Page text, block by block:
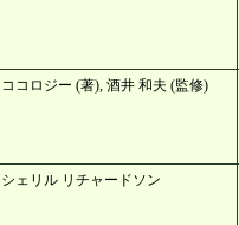
ココロジー (著), 酒井 和夫 (監修)
シェリル リチャードソン